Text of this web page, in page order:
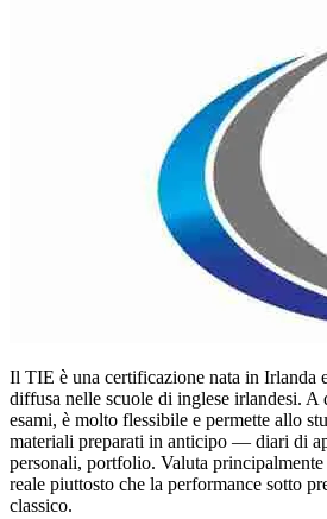
Il TIE è una certificazione nata in Irlanda
diffusa nelle scuole di inglese irlandesi. A
esami, è molto flessibile e permette allo
materiali preparati in anticipo — diari di
personali, portfolio. Valuta
reale piuttosto che la performance sotto
classico.